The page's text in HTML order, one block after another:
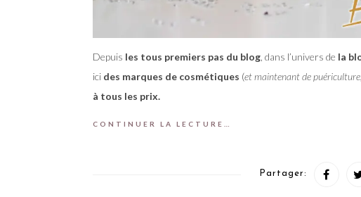
Depuis les tous premiers pas du blog , dans l’univers de la
ici des marques de cosmétiques (et maintenant de
à tous les prix.
CONTINUER LA LECTURE…
Partager: